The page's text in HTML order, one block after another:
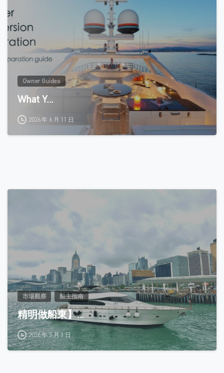
Owner Guides
What Y...
2026 年 6 月 11 日
市場觀察 船主指南
精明做船東】...
2026 年 3 月 1 日